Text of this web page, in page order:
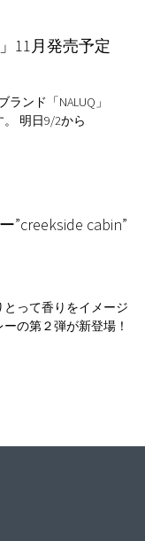
11月発売予定
ンド「NALUQ」
。 明日9/2から
”creekside cabin”
って香りをイメージ
の第２弾が新登場！